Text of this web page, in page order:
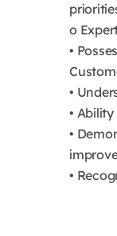
o
•
•
•
•
•